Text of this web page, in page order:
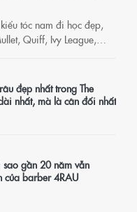
tóc nam đi học đẹp,
Quiff, Ivy League,
đẹp nhất trong The
nhất, mà là cân đối nhất
sao gần 20 năm vẫn
của barber 4RAU